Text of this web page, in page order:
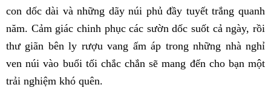
con dốc dài và những dãy núi phủ đầy tuyết trắng quanh
năm. Cảm giác chinh phục các sườn dốc suốt cả ngày, rồi
thư giãn bên ly rượu vang ấm áp trong những nhà nghỉ
ven núi vào buổi tối chắc chắn sẽ mang đến cho bạn một
trải nghiệm khó quên.